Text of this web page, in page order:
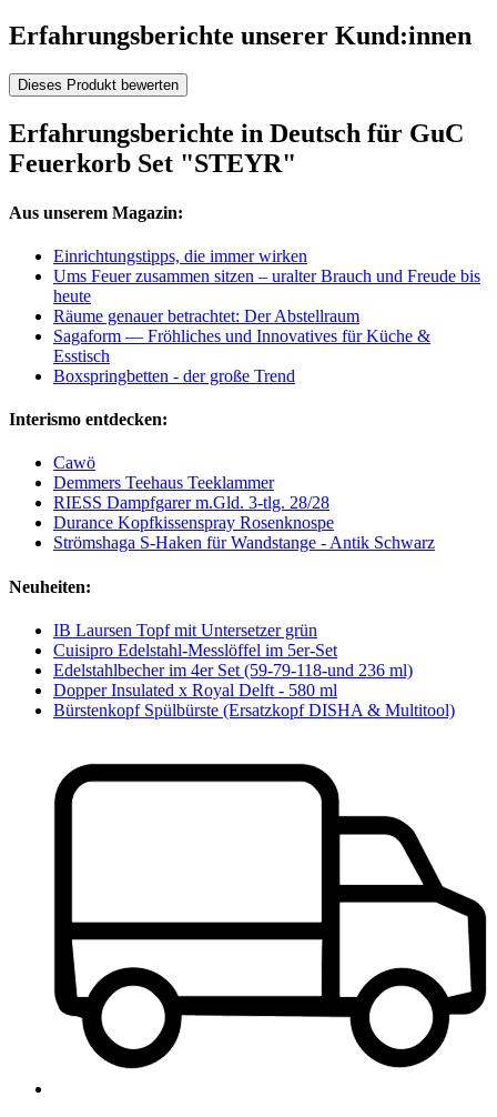
Erfahrungsberichte unserer Kund:innen
Dieses Produkt bewerten
Erfahrungsberichte in Deutsch für GuC
Feuerkorb Set "STEYR"
Aus unserem Magazin:
Einrichtungstipps, die immer wirken
Ums Feuer zusammen sitzen – uralter Brauch und Freude bis
heute
Räume genauer betrachtet: Der Abstellraum
Sagaform — Fröhliches und Innovatives für Küche &
Esstisch
Boxspringbetten - der große Trend
Interismo entdecken:
Cawö
Demmers Teehaus Teeklammer
RIESS Dampfgarer m.Gld. 3-tlg. 28/28
Durance Kopfkissenspray Rosenknospe
Strömshaga S-Haken für Wandstange - Antik Schwarz
Neuheiten:
IB Laursen Topf mit Untersetzer grün
Cuisipro Edelstahl-Messlöffel im 5er-Set
Edelstahlbecher im 4er Set (59-79-118-und 236 ml)
Dopper Insulated x Royal Delft - 580 ml
Bürstenkopf Spülbürste (Ersatzkopf DISHA & Multitool)